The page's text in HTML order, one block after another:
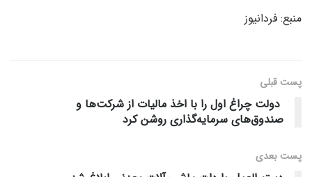
منبع: فردانیوز
پست قبلی
دولت چراغ اول را با اخذ مالیات از شرکت‌ها و
صندوق‌های سرمایه‌گذاری روشن کرد
پست‌ بعدی